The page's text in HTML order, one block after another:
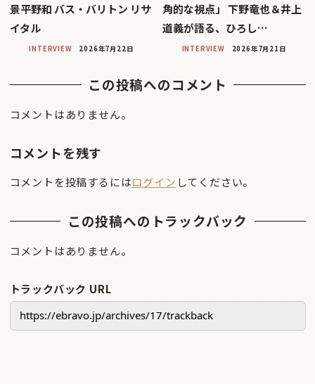
景平野和 バス・バリトン リサ
イタル
INTERVIEW 2026年7月22日
角的な視点」 下野竜也＆井上
道義が語る、ひろし…
INTERVIEW 2026年7月21日
この投稿へのコメント
コメントはありません。
コメントを残す
コメントを投稿するにはログイン してください。
この投稿へのトラックバック
コメントはありません。
トラックバック URL